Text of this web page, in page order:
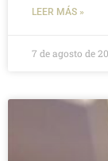
LEER MÁS »
7 de agosto de